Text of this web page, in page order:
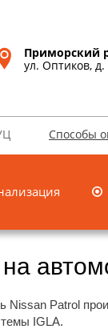

Приморский
ул. Оптиков,
Способы
Patrol
IGLA.